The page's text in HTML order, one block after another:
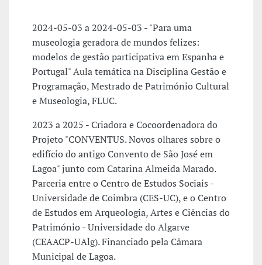
2024-05-03 a 2024-05-03 - "Para uma
museologia geradora de mundos felizes:
modelos de gestão participativa em Espanha e
Portugal" Aula temática na Disciplina Gestão e
Programação, Mestrado de Património Cultural
e Museologia, FLUC.
2023 a 2025 - Criadora e Cocoordenadora do
Projeto "CONVENTUS. Novos olhares sobre o
edifício do antigo Convento de São José em
Lagoa" junto com Catarina Almeida Marado.
Parceria entre o Centro de Estudos Sociais -
Universidade de Coimbra (CES-UC), e o Centro
de Estudos em Arqueologia, Artes e Ciências do
Património - Universidade do Algarve
(CEAACP-UAlg). Financiado pela Câmara
Municipal de Lagoa.